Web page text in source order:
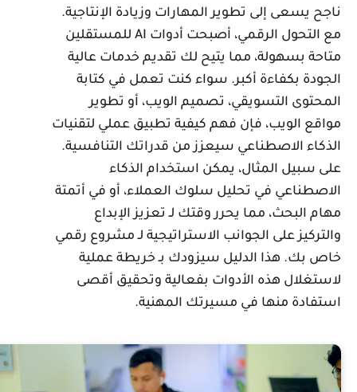
يسعى إلى تطوير المهارات وزيادة الإنتاجية.
مع التحول الرقمي، أصبحت أدوات AI للمستقلين
بسهولة، مما يتيح لك تقديم خدمات عالية
بكفاءة أكبر. سواء كنت تعمل في كتابة
التسويقي، تصميم الويب، أو تطوير
الويب، فإن فهم كيفية تطبيق عملي لتقنيات
الاصطناعي سيعزز من قدراتك التنافسية.
سبيل المثال، يمكن استخدام الذكاء
في تحليل سلوك العملاء، أو في أتمتة
البحث، مما يحرر وقتك لـ تعزيز الإبداع
على الجوانب الاستراتيجية لـ مشروع رقمي
بك. هذا الدليل سيزودك بـ خريطة عملية
هذه الأدوات بفعالية وتحقيق أقصى
منها في مسيرتك المهنية.